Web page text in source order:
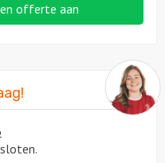
offerte aan